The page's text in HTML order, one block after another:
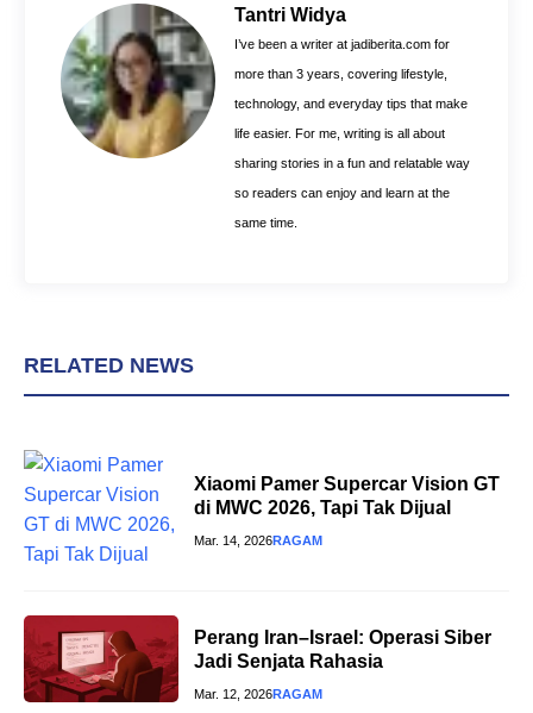
k
e
s
t
A
p
p
Tantri Widya
I’ve been a writer at jadiberita.com for
more than 3 years, covering lifestyle,
technology, and everyday tips that make
life easier. For me, writing is all about
sharing stories in a fun and relatable way
so readers can enjoy and learn at the
same time.
RELATED NEWS
Xiaomi Pamer Supercar Vision GT
di MWC 2026, Tapi Tak Dijual
Mar. 14, 2026RAGAM
Perang Iran–Israel: Operasi Siber
Jadi Senjata Rahasia
Mar. 12, 2026RAGAM